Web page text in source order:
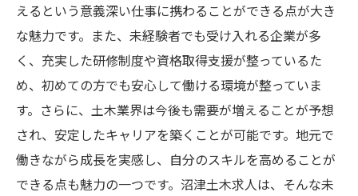
働きやすい職場環境の整備
福利厚生の具体的な内容とその魅力
従業員が安心して働ける職場の特徴
職場環境改善の取り組み
安心して働ける環境を提供するための施策
えるという意義深い仕事に携わることができる点が大き
な魅力です。また、未経験者でも受け入れる企業が多
く、充実した研修制度や資格取得支援が整っているた
め、初めての方でも安心して働ける環境が整っていま
す。さらに、土木業界は今後も需要が増えることが予想
され、安定したキャリアを築くことが可能です。地元で
働きながら成長を実感し、自分のスキルを高めることが
できる点も魅力の一つです。沼津土木求人は、そんな未